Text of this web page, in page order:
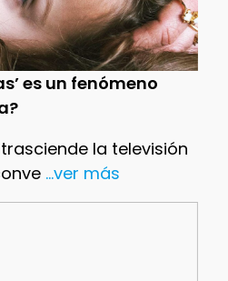
es un fenómeno
la televisión
...ver más